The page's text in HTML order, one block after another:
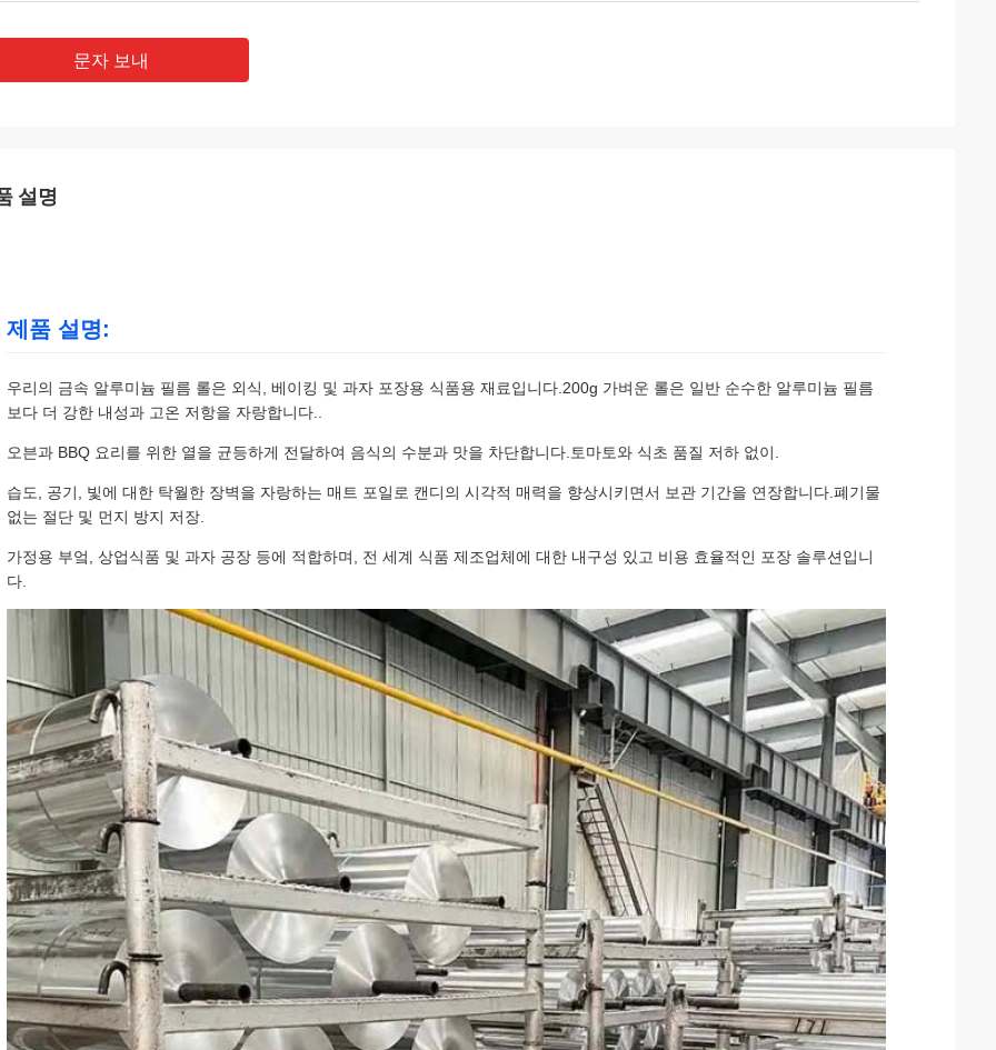
문자 보내
설명
제품 설명:
우리의 금속 알루미늄 필름 롤은 외식, 베이킹 및 과자 포장용 식품용 재료입니다.200g 가벼운 롤은 일반 순수한 알루미늄 필름
보다 더 강한 내성과 고온 저항을 자랑합니다..
오븐과 BBQ 요리를 위한 열을 균등하게 전달하여 음식의 수분과 맛을 차단합니다.토마토와 식초 품질 저하 없이.
습도, 공기, 빛에 대한 탁월한 장벽을 자랑하는 매트 포일로 캔디의 시각적 매력을 향상시키면서 보관 기간을 연장합니다.폐기물
없는 절단 및 먼지 방지 저장.
가정용 부엌, 상업식품 및 과자 공장 등에 적합하며, 전 세계 식품 제조업체에 대한 내구성 있고 비용 효율적인 포장 솔루션입니
다.